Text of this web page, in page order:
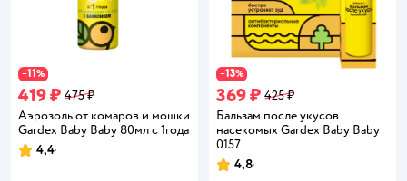
−11%
419 ₽ 475 ₽
Аэрозоль от комаров и мошки
Gardex Baby Baby 80мл с 1года
Рейтинг:
4,4
−13%
369 ₽ 425 ₽
Бальзам после укусов
насекомых Gardex Baby Baby
0157
Рейтинг:
4,8